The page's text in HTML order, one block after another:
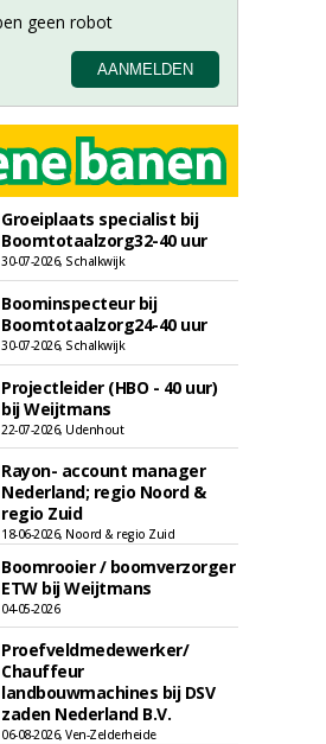
Groeiplaats specialist bij
Boomtotaalzorg32-40 uur
30-07-2026, Schalkwijk
Boominspecteur bij
Boomtotaalzorg24-40 uur
30-07-2026, Schalkwijk
Projectleider (HBO - 40 uur)
bij Weijtmans
22-07-2026, Udenhout
Rayon- account manager
Nederland; regio Noord &
regio Zuid
18-06-2026, Noord & regio Zuid
Boomrooier / boomverzorger
ETW bij Weijtmans
04-05-2026
Proefveldmedewerker/
Chauffeur
landbouwmachines bij DSV
zaden Nederland B.V.
06-08-2026, Ven-Zelderheide